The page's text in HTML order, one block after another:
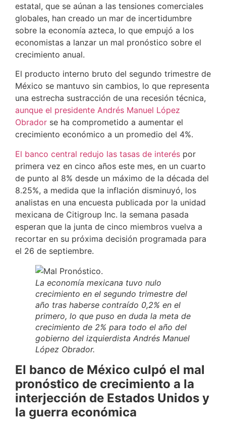
estatal, que se aúnan a las tensiones comerciales
globales, han creado un mar de incertidumbre
sobre la economía azteca, lo que empujó a los
economistas a lanzar un mal pronóstico sobre el
crecimiento anual.
El producto interno bruto del segundo trimestre de
México se mantuvo sin cambios, lo que representa
una estrecha sustracción de una recesión técnica,
aunque el presidente Andrés Manuel López
Obrador se ha comprometido a aumentar el
crecimiento económico a un promedio del 4%.
El banco central redujo las tasas de interés por
primera vez en cinco años este mes, en un cuarto
de punto al 8% desde un máximo de la década del
8.25%, a medida que la inflación disminuyó, los
analistas en una encuesta publicada por la unidad
mexicana de Citigroup Inc. la semana pasada
esperan que la junta de cinco miembros vuelva a
recortar en su próxima decisión programada para
el 26 de septiembre.
La economía mexicana tuvo nulo
crecimiento en el segundo trimestre del
año tras haberse contraído 0,2% en el
primero, lo que puso en duda la meta de
crecimiento de 2% para todo el año del
gobierno del izquierdista Andrés Manuel
López Obrador.
El banco de México culpó el mal
pronóstico de crecimiento a la
interjección de Estados Unidos y
la guerra económica